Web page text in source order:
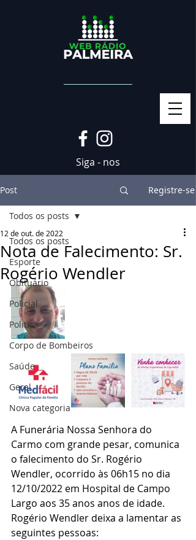
Siga - nos
Post Registre-se
Todos os posts
Esporte
Obituário
Policial
Politica
Corpo de Bombeiros
Saúde
Geral
Nova categoria
Todos os posts
Nota de Falecimento: Sr.
Rogério Wendler
12 de out. de 2022
A Funerária Nossa Senhora do
Carmo com grande pesar, comunica
o falecimento do Sr. Rogério
Wendler, ocorrido às 06h15 no dia
12/10/2022 em Hospital de Campo
Largo aos 35 anos anos de idade.
Rogério Wendler deixa a lamentar as
seguintes pessoas: